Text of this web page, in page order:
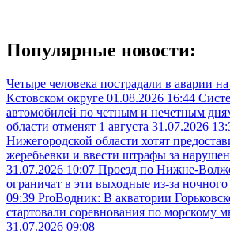
Популярные новости:
Четыре человека пострадали в аварии
Кстовском округе 01.08.2026 16:44
автомобилей по четным и нечетным
области отменят 1 августа 31.07.2026
Нижегородской области хотят
жеребьевки и ввести штрафы за
31.07.2026 10:07 Проезд по Нижне-
ограничат в эти выходные из-за ночного
09:39 ProВодник: В акватории
стартовали соревнования по морскому
31.07.2026 09:08